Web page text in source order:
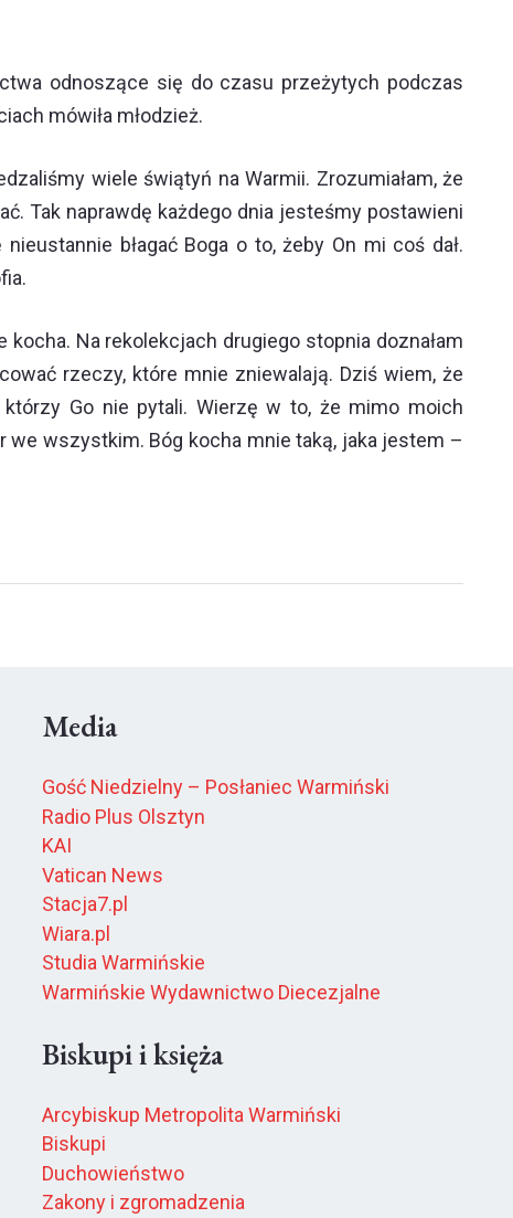
odnoszące się do czasu przeżytych podczas
mówiła młodzież.
wiele świątyń na Warmii. Zrozumiałam, że
Tak naprawdę każdego dnia jesteśmy postawieni
błagać Boga o to, żeby On mi coś dał.
Na rekolekcjach drugiego stopnia doznałam
rzeczy, które mnie zniewalają. Dziś wiem, że
Go nie pytali. Wierzę w to, że mimo moich
we wszystkim. Bóg kocha mnie taką, jaka jestem –
Media
Gość Niedzielny – Posłaniec Warmiński
Radio Plus Olsztyn
KAI
Vatican News
Stacja7.pl
Wiara.pl
Studia Warmińskie
Warmińskie Wydawnictwo Diecezjalne
Biskupi i księża
Arcybiskup Metropolita Warmiński
Biskupi
Duchowieństwo
Zakony i zgromadzenia